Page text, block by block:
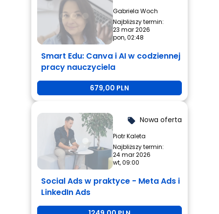
Gabriela Woch
Najbliższy termin:
23 mar 2026
pon, 02:48
Smart Edu: Canva i AI w codziennej
pracy nauczyciela
679,00 PLN
local_offer Nowa oferta
Piotr Kaleta
Najbliższy termin:
24 mar 2026
wt, 09:00
Social Ads w praktyce - Meta Ads i
LinkedIn Ads